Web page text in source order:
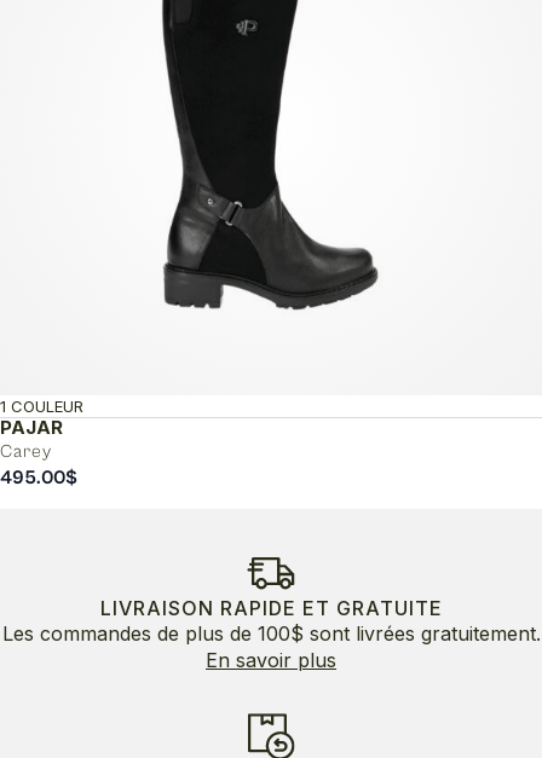
PAJAR
Carey
1 COULEUR
495.00$
LIVRAISON RAPIDE ET GRATUITE
Les commandes de plus de 100$ sont livrées gratuitement.
En savoir plus